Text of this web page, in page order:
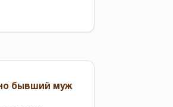
бывший муж